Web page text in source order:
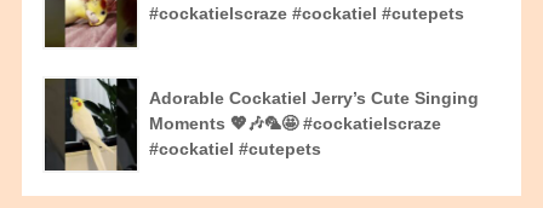
#cockatielscraze #cockatiel #cutepets
Adorable Cockatiel Jerry’s Cute Singing
Moments 💖🎶🦜🤩 #cockatielscraze
#cockatiel #cutepets